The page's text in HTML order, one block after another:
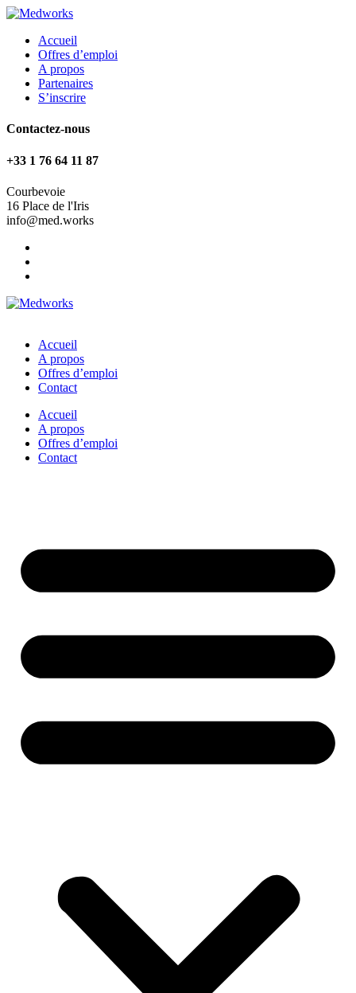
Accueil
Offres d’emploi
A propos
Partenaires
S’inscrire
Contactez-nous
+33 1 76 64 11 87
Courbevoie
16 Place de l'Iris
info@med.works
Accueil
A propos
Offres d’emploi
Contact
Accueil
A propos
Offres d’emploi
Contact